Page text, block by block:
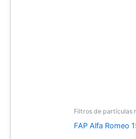
Filtros de partículas
FAP Alfa Romeo